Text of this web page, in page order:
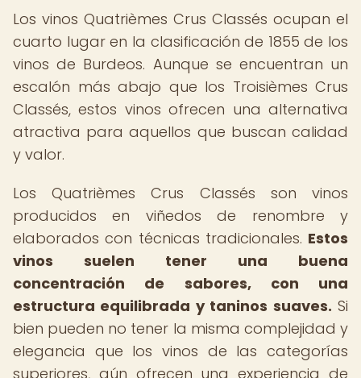
Los vinos Quatrièmes Crus Classés ocupan el
cuarto lugar en la clasificación de 1855 de los
vinos de Burdeos. Aunque se encuentran un
escalón más abajo que los Troisièmes Crus
Classés, estos vinos ofrecen una alternativa
atractiva para aquellos que buscan calidad
y valor.
Los Quatrièmes Crus Classés son vinos
producidos en viñedos de renombre y
elaborados con técnicas tradicionales. Estos
vinos suelen tener una buena
concentración de sabores, con una
estructura equilibrada y taninos suaves. Si
bien pueden no tener la misma complejidad y
elegancia que los vinos de las categorías
superiores, aún ofrecen una experiencia de